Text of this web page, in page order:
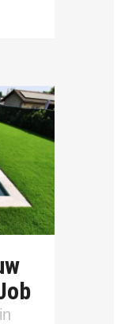
in